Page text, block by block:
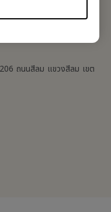
ถนนสีลม แขวงสีลม เขต